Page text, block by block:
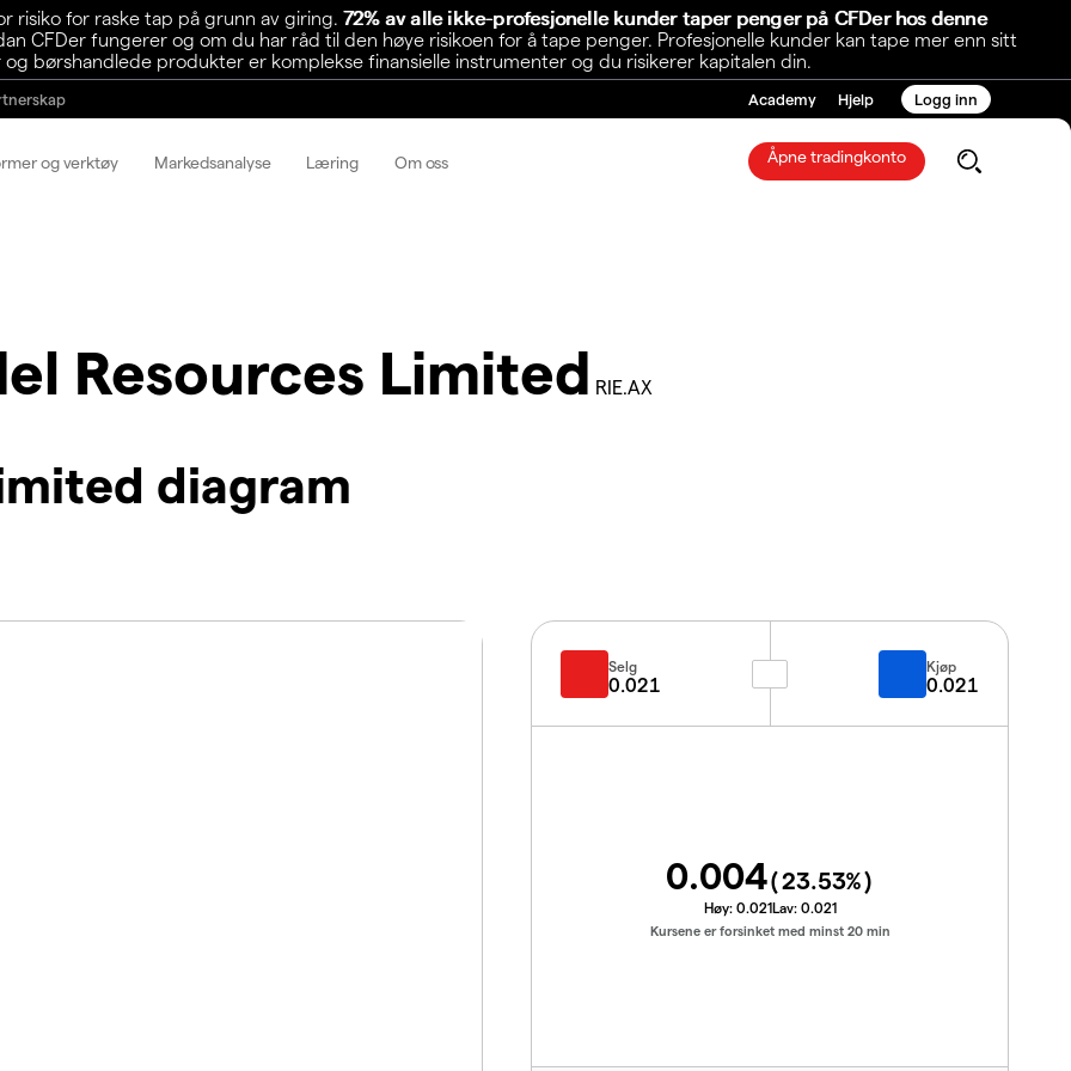
risiko for raske tap på grunn av giring.72% av alle ikke-profesjonelle kunder taper penger på CFDer hos denne
CFDer fungerer og om du har råd til den høye risikoen for å tape penger. Profesjonelle kunder kan tape mer enn sitt
børshandlede produkter er komplekse finansielle instrumenter og du risikerer kapitalen din.
Academy Hjelp Logg inn
og verktøy Markedsanalyse Læring Om oss Åpne tradingkonto
Resources Limited RIE.AX
diagram
Selg
0.021
Kjøp
0.021
0.004(23.53%)
Høy: 0.021Lav: 0.021
Kursene er forsinket med minst 20 min